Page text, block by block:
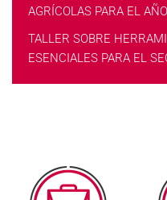
AGRÍCOLAS PARA EL
TALLER SOBRE
ESENCIALES PARA EL